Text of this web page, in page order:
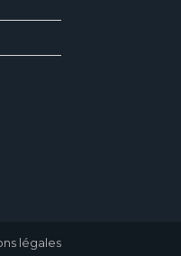
légales